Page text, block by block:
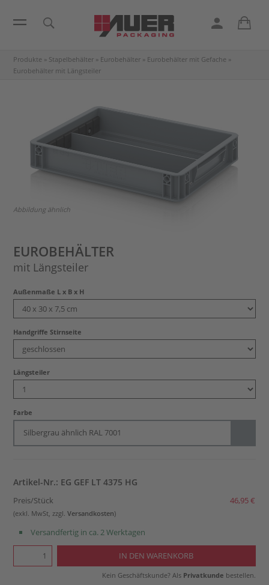
Produkte » Stapelbehälter » Eurobehälter » Eurobehälter mit Gefache »
Eurobehälter mit Längsteiler
Abbildung ähnlich
EUROBEHÄLTER
mit Längsteiler
Außenmaße L x B x H
Handgriffe Stirnseite
Längsteiler
Farbe
Silbergrau ähnlich RAL 7001
Artikel-Nr.: EG GEF LT 4375 HG
Preis/Stück 46,95 €
(exkl. MwSt, zzgl.Versandkosten)
Versandfertig in ca. 2 Werktagen
Kein Geschäftskunde? Als Privatkunde bestellen.